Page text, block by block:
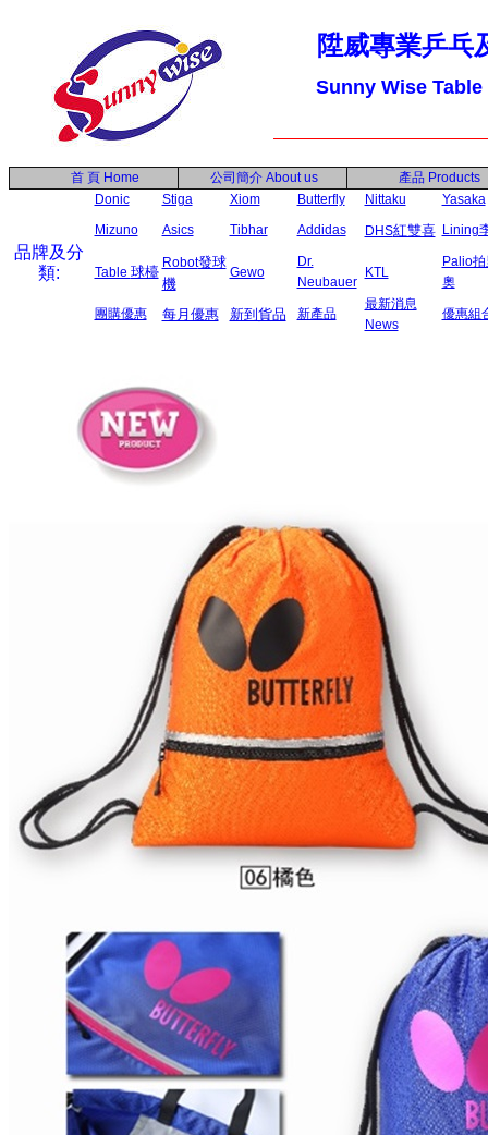
陞威專業乒乓
Sunny Wise
首 頁 Home 公司簡介 About us 產品 Products
品牌及分
類:
Donic Stiga Xiom Butterfly Nittaku
Yasaka
Mizuno
Asics Tibhar Addidas DHS紅雙喜 Lining
Table 球檯
Robot發球
機
Gewo
Dr.
Neubauer
KTL
Palio拍
奧
團購優惠 每月優惠 新到貨品 新產品
最新消息
News
優惠組